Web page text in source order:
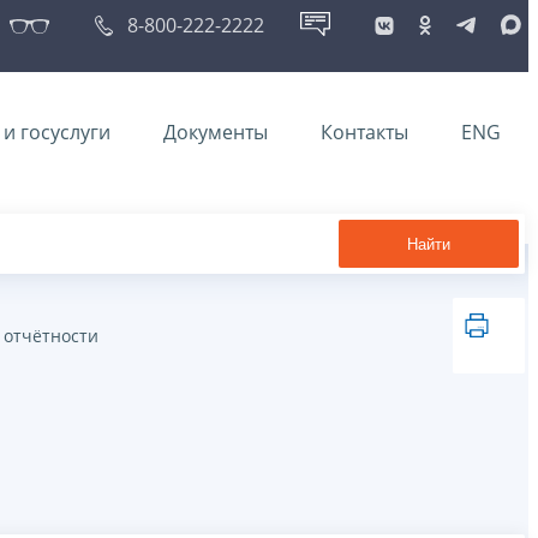
8-800-222-2222
госуслуги Документы Контакты ENG
Найти